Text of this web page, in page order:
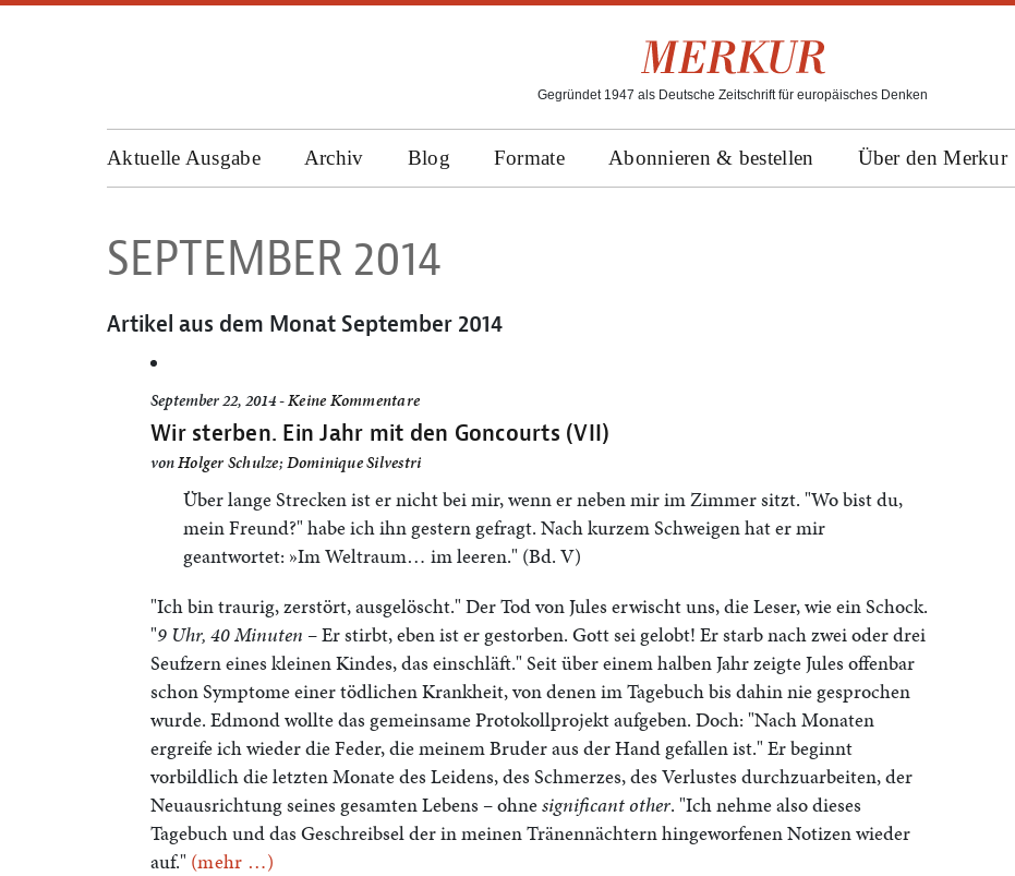
Gegründet 1947 als Deutsche Zeitschrift für europäisches Denken
Aktuelle Ausgabe Archiv Blog Formate Abonnieren & bestellen Über den Merkur
SEPTEMBER 2014
Artikel aus dem Monat September 2014
September 22, 2014 -Keine Kommentare
Wir sterben. Ein Jahr mit den Goncourts (VII)
vonHolger Schulze; Dominique Silvestri
Über lange Strecken ist er nicht bei mir, wenn er neben mir im Zimmer sitzt. "Wo bist du,
mein Freund?" habe ich ihn gestern gefragt. Nach kurzem Schweigen hat er mir
geantwortet: »Im Weltraum… im leeren." (Bd. V)
"Ich bin traurig, zerstört, ausgelöscht." Der Tod von Jules erwischt uns, die Leser, wie ein Schock.
"9 Uhr, 40 Minuten – Er stirbt, eben ist er gestorben. Gott sei gelobt! Er starb nach zwei oder drei
Seufzern eines kleinen Kindes, das einschläft." Seit über einem halben Jahr zeigte Jules offenbar
schon Symptome einer tödlichen Krankheit, von denen im Tagebuch bis dahin nie gesprochen
wurde. Edmond wollte das gemeinsame Protokollprojekt aufgeben. Doch: "Nach Monaten
ergreife ich wieder die Feder, die meinem Bruder aus der Hand gefallen ist." Er beginnt
vorbildlich die letzten Monate des Leidens, des Schmerzes, des Verlustes durchzuarbeiten, der
Neuausrichtung seines gesamten Lebens – ohnesignificant other. "Ich nehme also dieses
Tagebuch und das Geschreibsel der in meinen Tränennächtern hingeworfenen Notizen wieder
auf." (mehr …)